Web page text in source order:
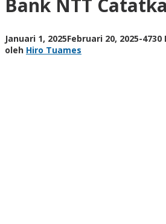
Gemilang
2024,
Bank NTT
Januari 1, 2025Februari 20, 2025oleh
-4730
oleh Hiro Tuames